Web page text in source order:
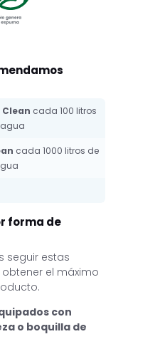
cada 100 litros
cada 1000 litros de
forma de
seguir estas
el máximo
con
o boquilla de